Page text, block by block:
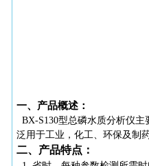
一、产品概述：
BX-S130型总磷水质分析仪
泛用于工业，化工、环保及制
二、产品特点：